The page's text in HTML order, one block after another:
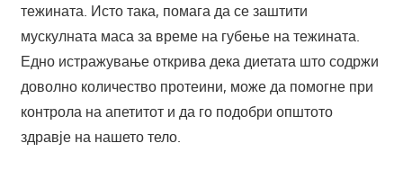
тежината. Исто така, помага да се заштити
мускулната маса за време на губење на тежината.
Едно истражување открива дека диетата што содржи
доволно количество протеини, може да помогне при
контрола на апетитот и да го подобри општото
здравје на нашето тело.